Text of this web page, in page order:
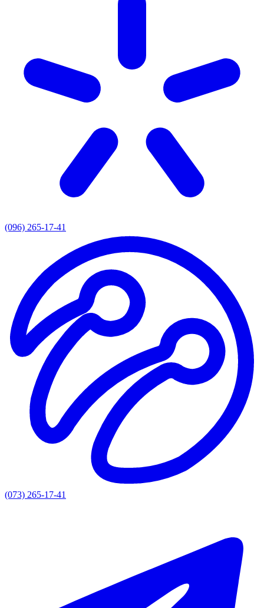
(096) 265-17-41
(073) 265-17-41